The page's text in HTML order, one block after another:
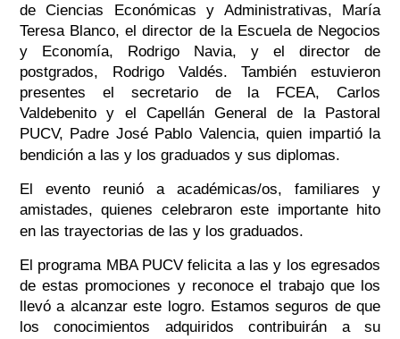
de Ciencias Económicas y Administrativas, María
Teresa Blanco, el director de la Escuela de Negocios
y Economía, Rodrigo Navia, y el director de
postgrados, Rodrigo Valdés. También estuvieron
presentes el secretario de la FCEA, Carlos
Valdebenito y el Capellán General de la Pastoral
PUCV, Padre José Pablo Valencia, quien impartió la
bendición a las y los graduados y sus diplomas.
El evento reunió a académicas/os, familiares y
amistades, quienes celebraron este importante hito
en las trayectorias de las y los graduados.
El programa MBA PUCV felicita a las y los egresados
de estas promociones y reconoce el trabajo que los
llevó a alcanzar este logro. Estamos seguros de que
los conocimientos adquiridos contribuirán a su